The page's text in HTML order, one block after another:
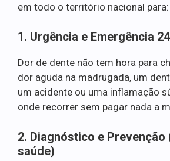
em todo o território nacional para:
1. Urgência e Emergência
Dor de dente não tem hora para
dor aguda na madrugada, um
um acidente ou uma inflamação
onde recorrer sem pagar nada a
2. Diagnóstico e Prevenção
saúde)